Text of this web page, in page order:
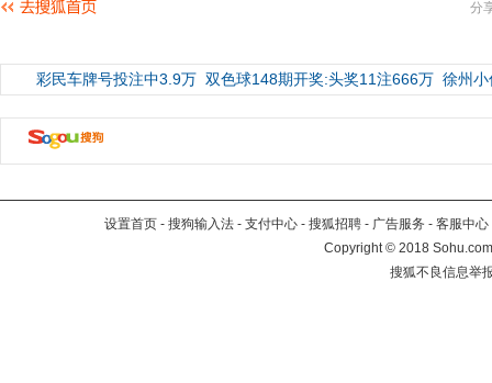
分
彩民车牌号投注中3.9万 双色球148期开奖:头奖11注666万 徐州
设置首页 - 搜狗输入法 - 支付中心 - 搜狐招聘 - 广告服务 - 客服中心
Copyright©2018
搜狐不良信息举